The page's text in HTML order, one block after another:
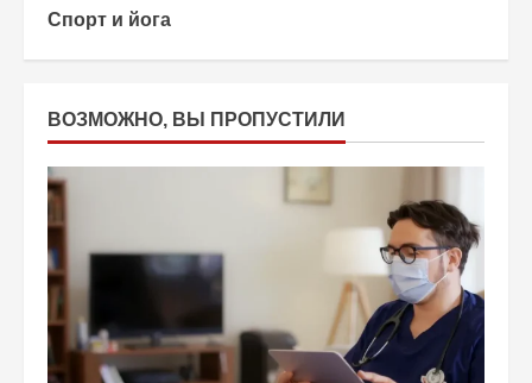
Спорт и йога
ВОЗМОЖНО, ВЫ ПРОПУСТИЛИ